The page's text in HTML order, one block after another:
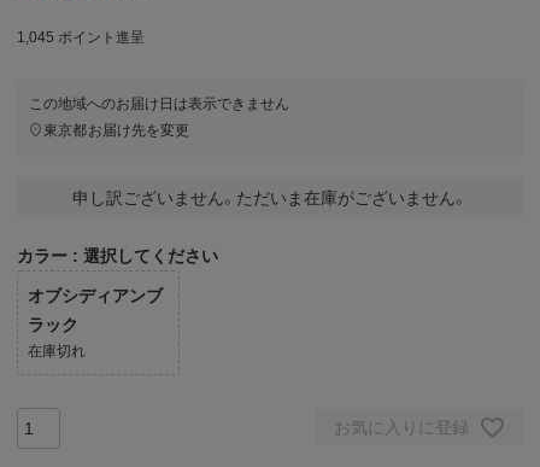
1,045 ポイント進呈
この地域へのお届け日は表示できません
東京都お届け先を変更
申し訳ございません。ただいま在庫がございません。
カラー 選択してください
オブシディアンブ
ラック
在庫切れ
お気に入りに登録